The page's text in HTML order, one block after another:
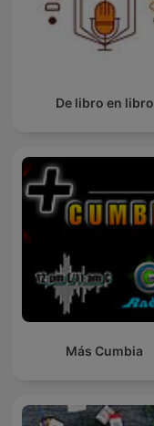
De libro en libro
Más Cumbia